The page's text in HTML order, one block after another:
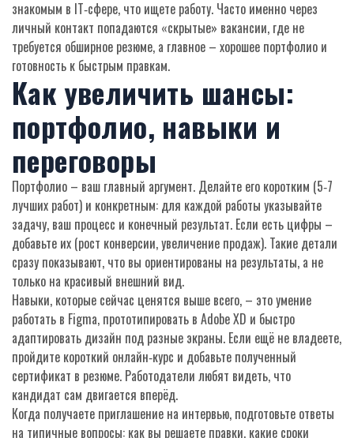
знакомым в IT‑сфере, что ищете работу. Часто именно через
личный контакт попадаются «скрытые» вакансии, где не
требуется обширное резюме, а главное – хорошее портфолио и
готовность к быстрым правкам.
Как увеличить шансы:
портфолио, навыки и
переговоры
Портфолио – ваш главный аргумент. Делайте его коротким (5‑7
лучших работ) и конкретным: для каждой работы указывайте
задачу, ваш процесс и конечный результат. Если есть цифры –
добавьте их (рост конверсии, увеличение продаж). Такие детали
сразу показывают, что вы ориентированы на результаты, а не
только на красивый внешний вид.
Навыки, которые сейчас ценятся выше всего, – это умение
работать в Figma, прототипировать в Adobe XD и быстро
адаптировать дизайн под разные экраны. Если ещё не владеете,
пройдите короткий онлайн‑курс и добавьте полученный
сертификат в резюме. Работодатели любят видеть, что
кандидат сам двигается вперёд.
Когда получаете приглашение на интервью, подготовьте ответы
на типичные вопросы: как вы решаете правки, какие сроки